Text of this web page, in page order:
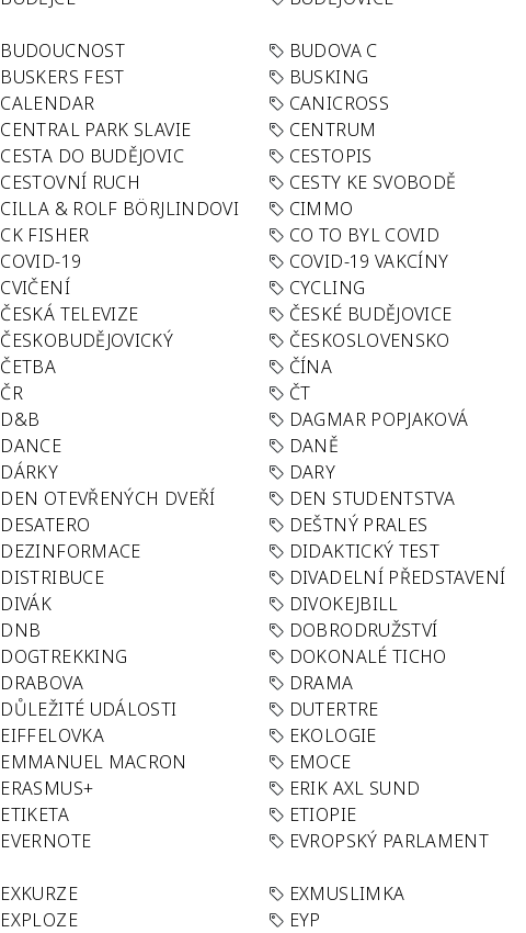
BUDOUCNOST BUDOVA C
BUSKERS FEST BUSKING
CALENDAR CANICROSS
CENTRAL PARK SLAVIE CENTRUM
CESTA DO BUDĚJOVIC CESTOPIS
CESTOVNÍ RUCH CESTY KE SVOBODĚ
CILLA & ROLF BÖRJLINDOVI CIMMO
CK FISHER CO TO BYL COVID
COVID-19 COVID-19 VAKCÍNY
CVIČENÍ CYCLING
ČESKÁ TELEVIZE ČESKÉ BUDĚJOVICE
ČESKOBUDĚJOVICKÝ ČESKOSLOVENSKO
ČETBA ČÍNA
ČR ČT
D&B DAGMAR POPJAKOVÁ
DANCE DANĚ
DÁRKY DARY
DEN OTEVŘENÝCH DVEŘÍ DEN STUDENTSTVA
DESATERO DEŠTNÝ PRALES
DEZINFORMACE DIDAKTICKÝ TEST
DISTRIBUCE DIVADELNÍ PŘEDSTAVENÍ
DIVÁK DIVOKEJBILL
DNB DOBRODRUŽSTVÍ
DOGTREKKING DOKONALÉ TICHO
DRABOVA DRAMA
DŮLEŽITÉ UDÁLOSTI DUTERTRE
EIFFELOVKA EKOLOGIE
EMMANUEL MACRON EMOCE
ERASMUS+ ERIK AXL SUND
ETIKETA ETIOPIE
EVERNOTE EVROPSKÝ PARLAMENT
EXKURZE EXMUSLIMKA
EXPLOZE EYP